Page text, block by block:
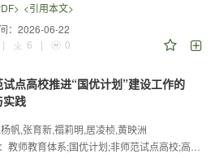
<引用本文>
： 2026-06-22
| 6 | 0
点高校推进“国优计划”建设工作的
实践
帆,张育新,禤莉明,居凌桢,黄映洲
教师教育体系;国优计划;非师范试点高校;高质量建设